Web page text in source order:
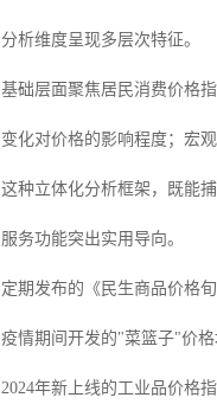
分析维度呈现多层次特征。
基础层面聚焦居民消费价格
变化对价格的影响程度；宏
这种立体化分析框架，既能
服务功能突出实用导向。
定期发布的《民生商品价格
疫情期间开发的"菜篮子"价
2024年新上线的工业品价格